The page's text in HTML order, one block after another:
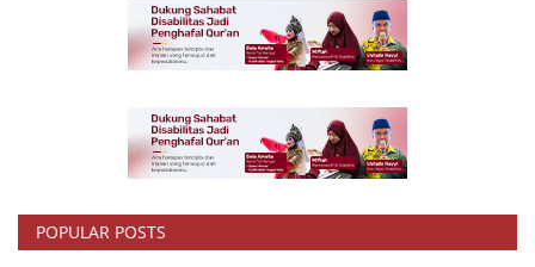
POPULAR POSTS